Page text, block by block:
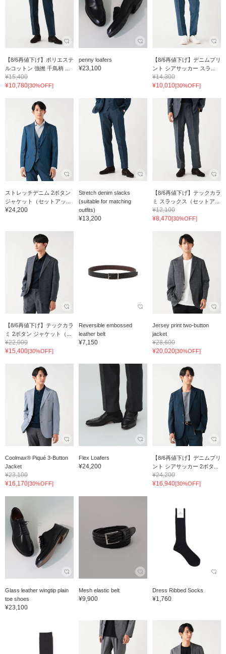
【8/6再値下げ】ポリエステ
ルコットン 強撚 千鳥柄 ...
¥15,400
¥10,780[30%OFF]
penny loafers
¥23,100
【8/6再値下げ】デニムプリ
ント シアサッカー スラ...
¥14,300
¥10,010[30%OFF]
ストレッチデニム 2ボタン
ジャケット（セットアッ...
¥24,200
Stretch denim slacks
(suitable for matching
outfits)
¥13,200
【8/6再値下げ】テックカラ
ミ スラックス（セットア...
¥12,100
¥8,470[30%OFF]
【8/6再値下げ】テックカラ
ミ 2ボタン ジャケット（...
¥22,000
¥15,400[30%OFF]
Reversible embossed
leather belt
¥7,150
Jersey print two-button
jacket
¥28,600
¥20,020[30%OFF]
Coolmax® Piqué 3-Button
Jacket
¥23,100
¥16,170[30%OFF]
Flex Loafers
¥24,200
【8/6再値下げ】デニムプリ
ント シアサッカー 2ボタ...
¥24,200
¥16,940[30%OFF]
Glass leather wingtip plain
toe shoes
¥23,100
Mesh elastic belt
¥9,900
Dress Ribbed Socks
¥1,760